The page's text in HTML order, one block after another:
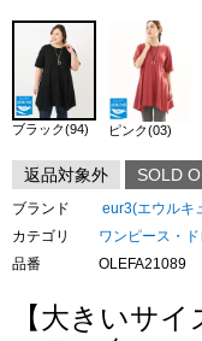
ブラック(94) ピンク(03)
返品対象外 SOLD
ブランド
eur3(エウルキ
カテゴリ
ワンピース・ド
品番
OLEFA21089
【大きいサ